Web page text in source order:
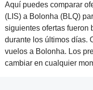
Aquí puedes comparar
(LIS) a Bolonha (BLQ)
siguientes ofertas fueron
durante los últimos días.
vuelos a Bolonha. Los
cambiar en cualquier